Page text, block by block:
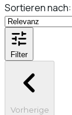
Sortieren nach:
Filter
Vorherige